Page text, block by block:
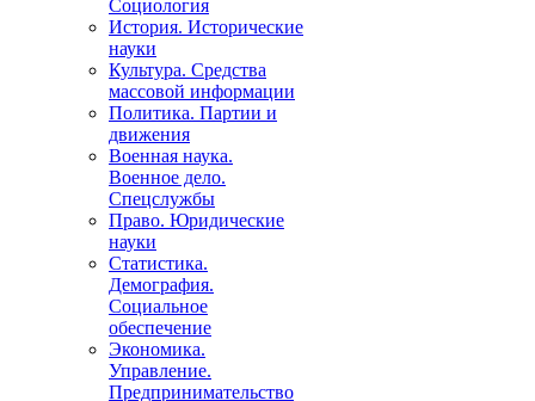
Социология
История. Исторические
науки
Культура. Средства
массовой информации
Политика. Партии и
движения
Военная наука.
Военное дело.
Спецслужбы
Право. Юридические
науки
Статистика.
Демография.
Социальное
обеспечение
Экономика.
Управление.
Предпринимательство